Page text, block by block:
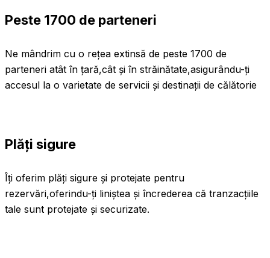
Peste 1700 de parteneri
Ne mândrim cu o rețea extinsă de peste 1700 de
parteneri atât în țară,cât și în străinătate,asigurându-ți
accesul la o varietate de servicii și destinații de călătorie
Plăți sigure
Îți oferim plăți sigure și protejate pentru
rezervări,oferindu-ți liniștea și încrederea că tranzacțiile
tale sunt protejate și securizate.